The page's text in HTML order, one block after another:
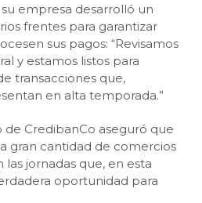
empresa desarrolló un
frentes para garantizar
sus pagos: “Revisamos
y estamos listos para
transacciones que,
en alta temporada.”
de CredibanCo aseguró que
gran cantidad de comercios
jornadas que, en esta
oportunidad para